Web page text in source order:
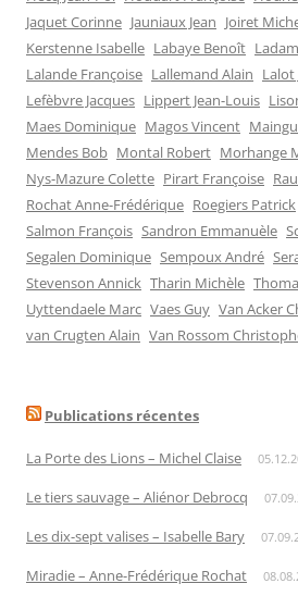
Jaquet Corinne Jauniaux Jean Joiret
Kerstenne Isabelle Labaye Benoît
Lalande Françoise Lallemand Alain Lalot
Lefèbvre Jacques Lippert Jean-Louis
Maes Dominique Magos Vincent
Mendes Bob Montal Robert Morhange
Nys-Mazure Colette Pirart Françoise
Rochat Anne-Frédérique Roegiers Patrick
Salmon François Sandron Emmanuèle
Segalen Dominique Sempoux André
Stevenson Annick Tharin Michèle
Uyttendaele Marc Vaes Guy Van Acker
van Crugten Alain Van Rossom
Publications récentes
La Porte des Lions – Michel Claise
Le tiers sauvage – Aliénor Debrocq
Les dix-sept valises – Isabelle Bary
Miradie – Anne-Frédérique Rochat